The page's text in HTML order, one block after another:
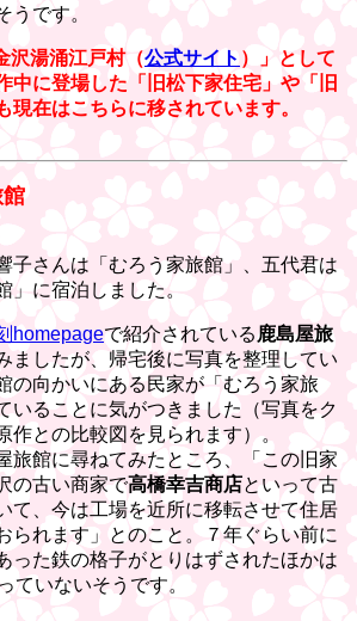
うです。
沢湯涌江戸村（公式サイト ）」として
中に登場した「旧松下家住宅」や「旧
現在はこちらに移されています。
館
子さんは「むろう家旅館」、五代君は
」に宿泊しました。
homepageで紹介されている 鹿島屋旅
ましたが、帰宅後に写真を整理してい
の向かいにある民家が「むろう家旅
いることに気がつきました（写真をク
作との比較図を見られます）。
旅館に尋ねてみたところ、「この旧家
の古い商家で高橋幸吉商店といって古
て、今は工場を近所に移転させて住居
られます」とのこと。７年ぐらい前に
った鉄の格子がとりはずされたほかは
ていないそうです。